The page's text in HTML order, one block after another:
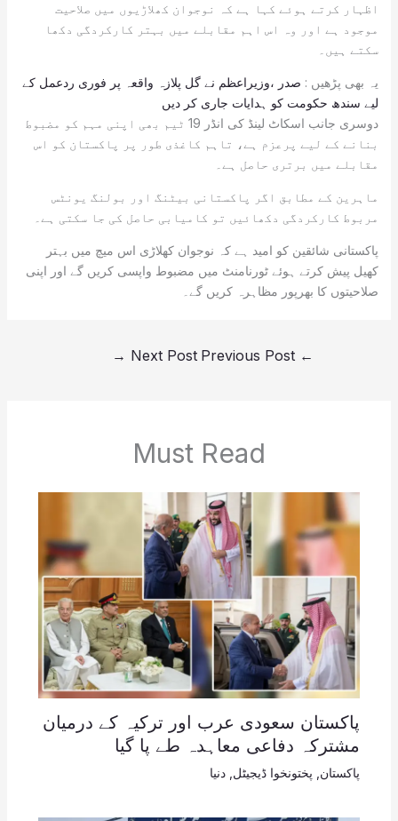
اظہار کرتے ہوئے کہا ہے کہ نوجوان کھلاڑیوں میں صلاحیت
موجود ہے اور وہ اس اہم مقابلے میں بہتر کارکردگی دکھا
سکتے ہیں۔
یہ بھی پڑھیں : صدر ،وزیراعظم نے گل پلازہ واقعہ پر فوری ردعمل کے
لیے سندھ حکومت کو ہدایات جاری کر دیں
دوسری جانب اسکاٹ لینڈ کی انڈر 19 ٹیم بھی اپنی مہم کو مضبوط
بنانے کے لیے پرعزم ہے، تاہم کاغذی طور پر پاکستان کو اس
مقابلے میں برتری حاصل ہے۔
ماہرین کے مطابق اگر پاکستانی بیٹنگ اور بولنگ یونٹس
مربوط کارکردگی دکھائیں تو کامیابی حاصل کی جا سکتی ہے۔
پاکستانی شائقین کو امید ہے کہ نوجوان کھلاڑی اس میچ میں بہتر
کھیل پیش کرتے ہوئے ٹورنامنٹ میں مضبوط واپسی کریں گے اور اپنی
صلاحیتوں کا بھرپور مظاہرہ کریں گے۔
←
Next Post
→
Must Read
پاکستان سعودی عرب اور ترکیہ کے درمیان
مشترکہ دفاعی معاہدہ طے پا گیا
پاکستان پختونخوا ڈیجیٹل دنیا